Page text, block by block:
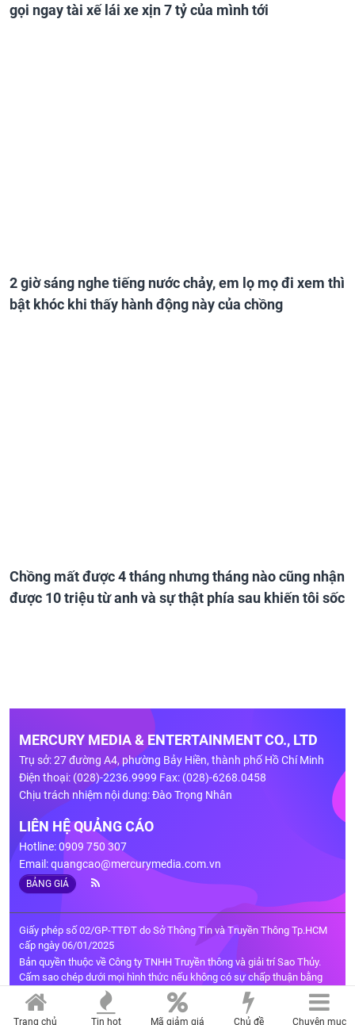
gọi ngay tài xế lái xe xịn 7 tỷ của mình tới
2 giờ sáng nghe tiếng nước chảy, em lọ mọ đi xem thì
bật khóc khi thấy hành động này của chồng
Chồng mất được 4 tháng nhưng tháng nào cũng nhận
được 10 triệu từ anh và sự thật phía sau khiến tôi sốc
MERCURY MEDIA & ENTERTAINMENT CO., LTD
Trụ sở: 27 đường A4, phường Bảy Hiền, thành phố Hồ Chí Minh
Điện thoại: (028)-2236.9999 Fax: (028)-6268.0458
Chịu trách nhiệm nội dung: Đào Trọng Nhân
LIÊN HỆ QUẢNG CÁO
Hotline: 0909 750 307
Email:quangcao@mercurymedia.com.vn
BẢNG GIÁ
Giấy phép số 02/GP-TTĐT do Sở Thông Tin và Truyền Thông Tp.HCM
cấp ngày 06/01/2025
Bản quyền thuộc về Công ty TNHH Truyền thông và giải trí Sao Thủy.
Cấm sao chép dưới mọi hình thức nếu không có sự chấp thuận bằng
văn bản.
Trang chủ Tin hot Mã giảm giá Chủ đề Chuyên mục